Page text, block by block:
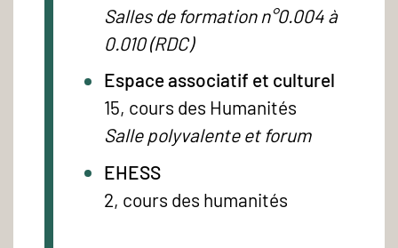
Salles de formation n°0.004 à
0.010 (RDC)
Espace associatif et culturel
15, cours des Humanités
Salle polyvalente et forum
EHESS
2, cours des humanités